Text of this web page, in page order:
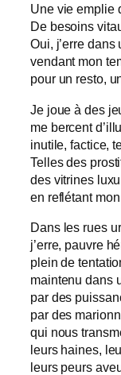
Une vie emplie
De besoins
Oui, j’erre
vendant mon
pour un resto,
Je joue à des
me bercent
inutile, factice,
Telles des
des vitrines
en reflétant
Dans les rues
j’erre, pauvre
plein de
maintenu dans
par des
par des
qui nous
leurs haines,
leurs peurs